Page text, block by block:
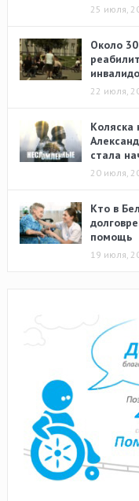
25 июля,
Около
22 июля,
Коляска
стала
20 июля,
Кто в
помощь
19 июля,